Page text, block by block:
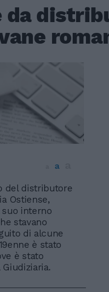
da
a
del distributore
Ostiense,
suo interno
stavano
di alcune
è stato
è stato